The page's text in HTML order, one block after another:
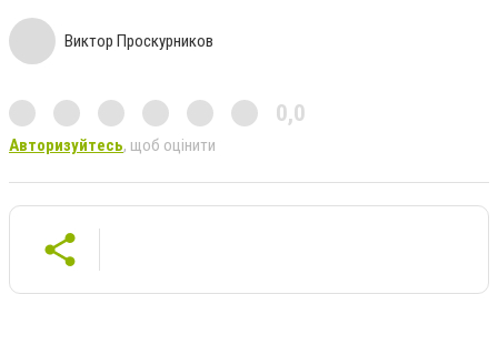
Виктор Проскурников
0,0
Авторизуйтесь, щоб оцінити